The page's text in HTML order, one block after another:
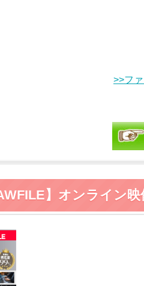
>>フ
】オンライン